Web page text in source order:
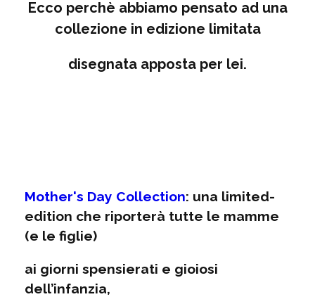
Ecco perchè abbiamo pensato ad una
collezione in edizione limitata
disegnata apposta per lei.
Mother's Day Collection: una limited-
edition che riporterà tutte le mamme
(e le figlie)
ai giorni spensierati e gioiosi
dell’infanzia,